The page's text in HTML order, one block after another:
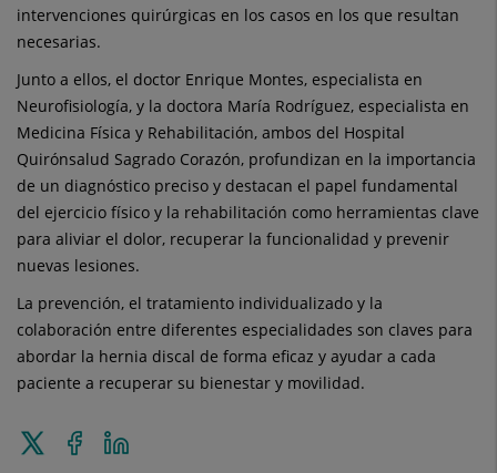
intervenciones quirúrgicas en los casos en los que resultan
necesarias.
Junto a ellos, el doctor Enrique Montes, especialista en
Neurofisiología, y la doctora María Rodríguez, especialista en
Medicina Física y Rehabilitación, ambos del Hospital
Quirónsalud Sagrado Corazón, profundizan en la importancia
de un diagnóstico preciso y destacan el papel fundamental
del ejercicio físico y la rehabilitación como herramientas clave
para aliviar el dolor, recuperar la funcionalidad y prevenir
nuevas lesiones.
La prevención, el tratamiento individualizado y la
colaboración entre diferentes especialidades son claves para
abordar la hernia discal de forma eficaz y ayudar a cada
paciente a recuperar su bienestar y movilidad.
Enviar
Compartir
en